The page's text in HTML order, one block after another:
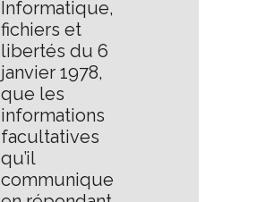
Informatique,
fichiers et
libertés du 6
janvier 1978,
que les
informations
facultatives
qu’il
communique